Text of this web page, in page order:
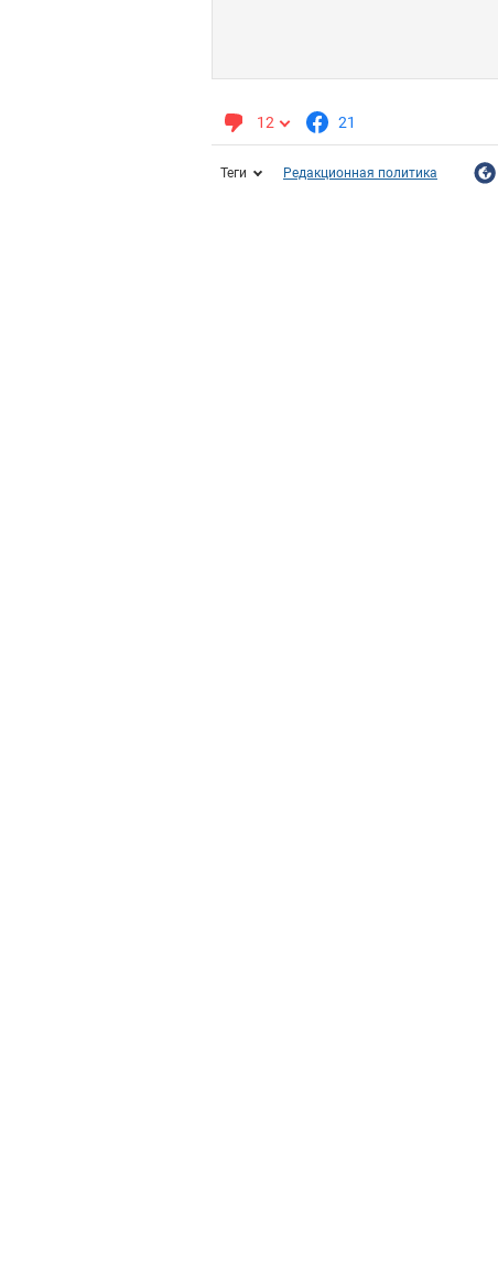
12 21
Теги Редакционная политика